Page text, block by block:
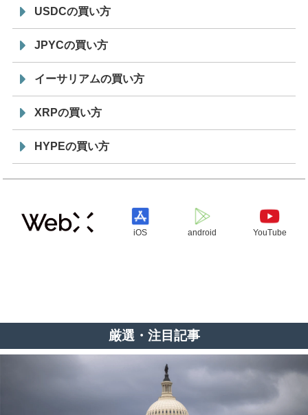
USDCの買い方
JPYCの買い方
イーサリアムの買い方
XRPの買い方
HYPEの買い方
iOS android YouTube
厳選・注目記事